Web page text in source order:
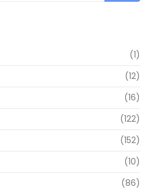
(1)
(12)
(16)
(122)
(152)
(10)
(86)